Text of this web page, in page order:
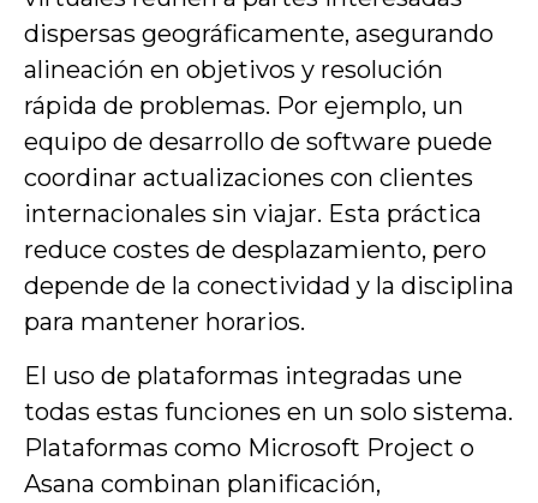
dispersas geográficamente, asegurando
alineación en objetivos y resolución
rápida de problemas. Por ejemplo, un
equipo de desarrollo de software puede
coordinar actualizaciones con clientes
internacionales sin viajar. Esta práctica
reduce costes de desplazamiento, pero
depende de la conectividad y la disciplina
para mantener horarios.
El uso de plataformas integradas une
todas estas funciones en un solo sistema.
Plataformas como Microsoft Project o
Asana combinan planificación,